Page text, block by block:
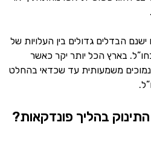
הבדלים גדולים בין העלויות של
בארץ הכל יותר יקר כאשר
נמוכים משמעותית עד שכדאי בהחלט
בהליך פונדקאות?